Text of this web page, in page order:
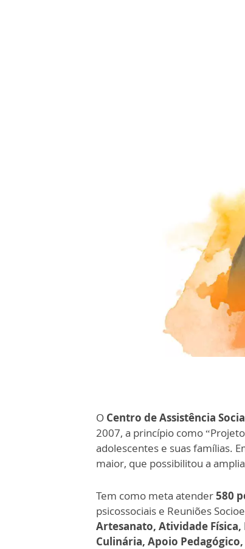
O Centro de Assistência
2007, a princípio como
adolescentes e suas famílias.
maior, que possibilitou a
Tem como meta atender580
psicossociais e Reuniões
Artesanato, Atividade
Culinária, Apoio